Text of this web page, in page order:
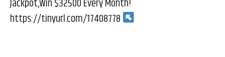
Jackpot,Win $32500 Every Month!
https://tinyurl.com/17408778